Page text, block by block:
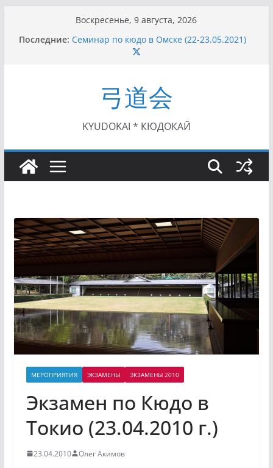
содержимому
Воскресенье, 9 августа, 2026
Последние: Семинар по кюдо в Омске (22-23.05.2021)
Чемпионат Росcии, Дёмино (2-5.09.2021)
II Кубок Посла Японии в России по Кюдо,
Орёл (25.07.2021)
I этап Кубка Московской области по Кюдо /
Сейдокан II (27.06.2021)
弓道会
KYUDOKAI * КЮДОКАЙ
МЕРОПРИЯТИЯ ЭКЗАМЕНЫ ЭКЗАМЕНЫ 2010
Экзамен по Кюдо в
Токио (23.04.2010 г.)
23.04.2010 Олег Акимов